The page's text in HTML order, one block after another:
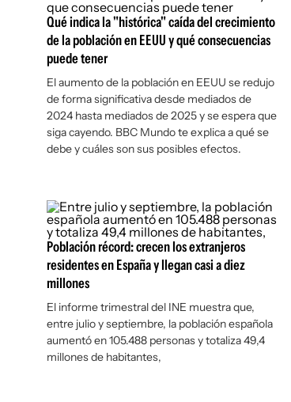
Qué indica la "histórica" caída del crecimiento
de la población en EEUU y qué consecuencias
puede tener
El aumento de la población en EEUU se redujo
de forma significativa desde mediados de
2024 hasta mediados de 2025 y se espera que
siga cayendo. BBC Mundo te explica a qué se
debe y cuáles son sus posibles efectos.
Población récord: crecen los extranjeros
residentes en España y llegan casi a diez
millones
El informe trimestral del INE muestra que,
entre julio y septiembre, la población española
aumentó en 105.488 personas y totaliza 49,4
millones de habitantes,